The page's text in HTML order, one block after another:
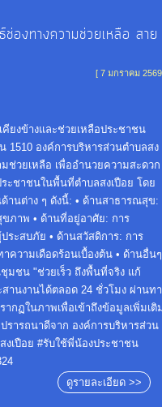
ช่องทางความช่วยเหลือ สาย
[ 7 มกราคม
ยงข้างและช่วยเหลือประชาชน
องค์การบริหารส่วนตำบลสง
ช่วยเหลือ เพื่ออำนวยความสะดวก
ะชาชนในพื้นที่ตำบลสงเปือย โดย
านต่าง ๆ ดังนี้: • ด้านสาธารณสุข:
ภาพ • ด้านที่อยู่อาศัย: การ
ระสบภัย • ด้านสวัสดิการ: การ
ความเดือดร้อนเบื้องต้น • ด้านอื่น
มชน "ช่วยเร็ว ถึงพื้นที่จริง แก้
านงานได้ตลอด 24 ชั่วโมง ผ่านท
กฏในภาพเพื่อเข้าถึงข้อมูลเพิ่มเติ
รารถนาดีจาก องค์การบริหารส่วน
งเปือย #รับใช้พี่น้องประชาชน
ดูรายละเอียด >>